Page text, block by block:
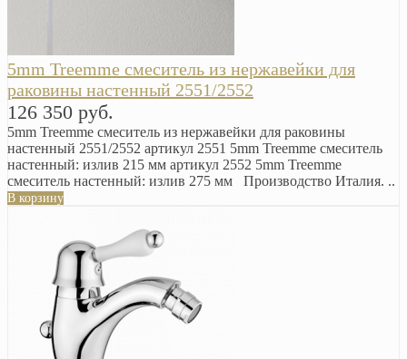
5mm Treemme смеситель из нержавейки для
раковины настенный 2551/2552
126 350 руб.
5mm Treemme смеситель из нержавейки для раковины
настенный 2551/2552 артикул 2551 5mm Treemme смеситель
настенный: излив 215 мм артикул 2552 5mm Treemme
смеситель настенный: излив 275 мм Производство Италия. ..
В корзину